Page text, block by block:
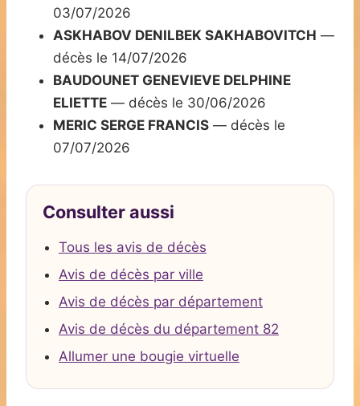
03/07/2026
ASKHABOV DENILBEK SAKHABOVITCH —
décès le 14/07/2026
BAUDOUNET GENEVIEVE DELPHINE
ELIETTE — décès le 30/06/2026
MERIC SERGE FRANCIS — décès le
07/07/2026
Consulter aussi
Tous les avis de décès
Avis de décès par ville
Avis de décès par département
Avis de décès du département 82
Allumer une bougie virtuelle